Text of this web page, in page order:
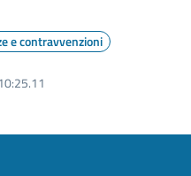
e contravvenzioni